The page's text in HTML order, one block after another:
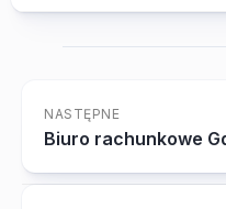
NASTĘPNE
Biuro rachunkowe